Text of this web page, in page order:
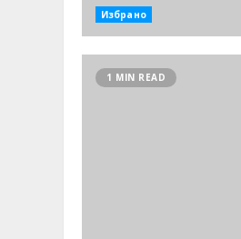
Избрано
1 MIN READ